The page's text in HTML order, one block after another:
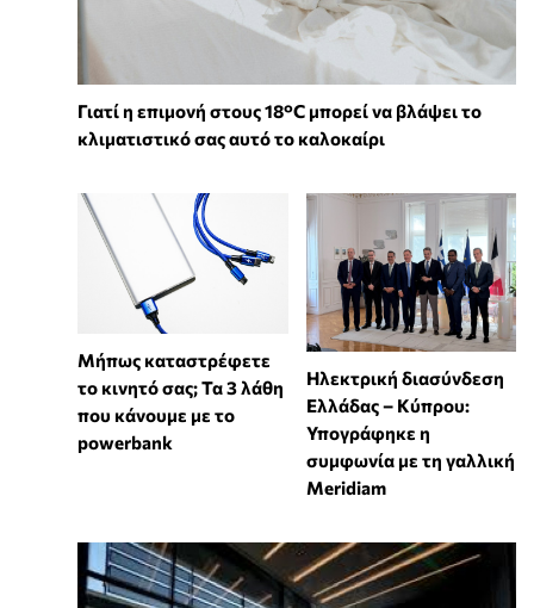
Γιατί η επιμονή στους 18°C μπορεί να βλάψει το
κλιματιστικό σας αυτό το καλοκαίρι
Μήπως καταστρέφετε
το κινητό σας; Τα 3 λάθη
που κάνουμε με το
powerbank
Ηλεκτρική διασύνδεση
Ελλάδας – Κύπρου:
Υπογράφηκε η
συμφωνία με τη γαλλική
Meridiam